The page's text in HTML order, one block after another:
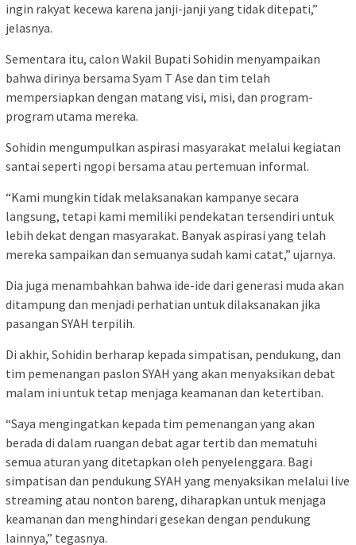
ingin rakyat kecewa karena janji-janji yang tidak ditepati,”
jelasnya.
Sementara itu, calon Wakil Bupati Sohidin menyampaikan
bahwa dirinya bersama Syam T Ase dan tim telah
mempersiapkan dengan matang visi, misi, dan program-
program utama mereka.
Sohidin mengumpulkan aspirasi masyarakat melalui kegiatan
santai seperti ngopi bersama atau pertemuan informal.
“Kami mungkin tidak melaksanakan kampanye secara
langsung, tetapi kami memiliki pendekatan tersendiri untuk
lebih dekat dengan masyarakat. Banyak aspirasi yang telah
mereka sampaikan dan semuanya sudah kami catat,” ujarnya.
Dia juga menambahkan bahwa ide-ide dari generasi muda akan
ditampung dan menjadi perhatian untuk dilaksanakan jika
pasangan SYAH terpilih.
Di akhir, Sohidin berharap kepada simpatisan, pendukung, dan
tim pemenangan paslon SYAH yang akan menyaksikan debat
malam ini untuk tetap menjaga keamanan dan ketertiban.
“Saya mengingatkan kepada tim pemenangan yang akan
berada di dalam ruangan debat agar tertib dan mematuhi
semua aturan yang ditetapkan oleh penyelenggara. Bagi
simpatisan dan pendukung SYAH yang menyaksikan melalui live
streaming atau nonton bareng, diharapkan untuk menjaga
keamanan dan menghindari gesekan dengan pendukung
lainnya,” tegasnya.